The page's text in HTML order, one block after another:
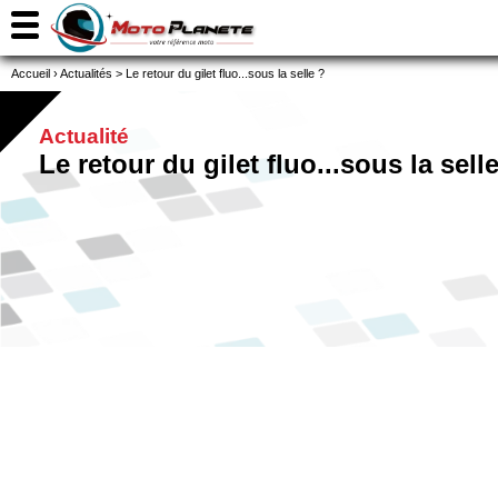
Accueil ›Actualités > Le retour du gilet fluo...sous la selle ?
Actualité
Le retour du gilet fluo...sous la